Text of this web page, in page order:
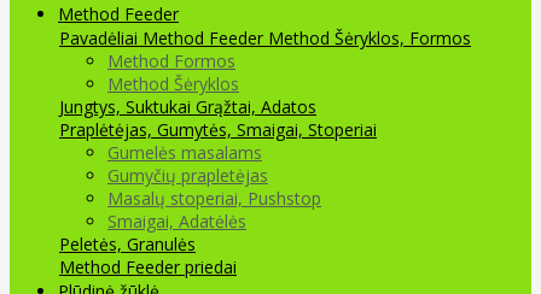
Method Feeder
Pavadėliai Method Feeder Method Šėryklos, Formos
Method Formos
Method Šėryklos
Jungtys, Suktukai Grąžtai, Adatos
Praplėtėjas, Gumytės, Smaigai, Stoperiai
Gumelės masalams
Gumyčių prapletėjas
Masalų stoperiai, Pushstop
Smaigai, Adatėlės
Peletės, Granulės
Method Feeder priedai